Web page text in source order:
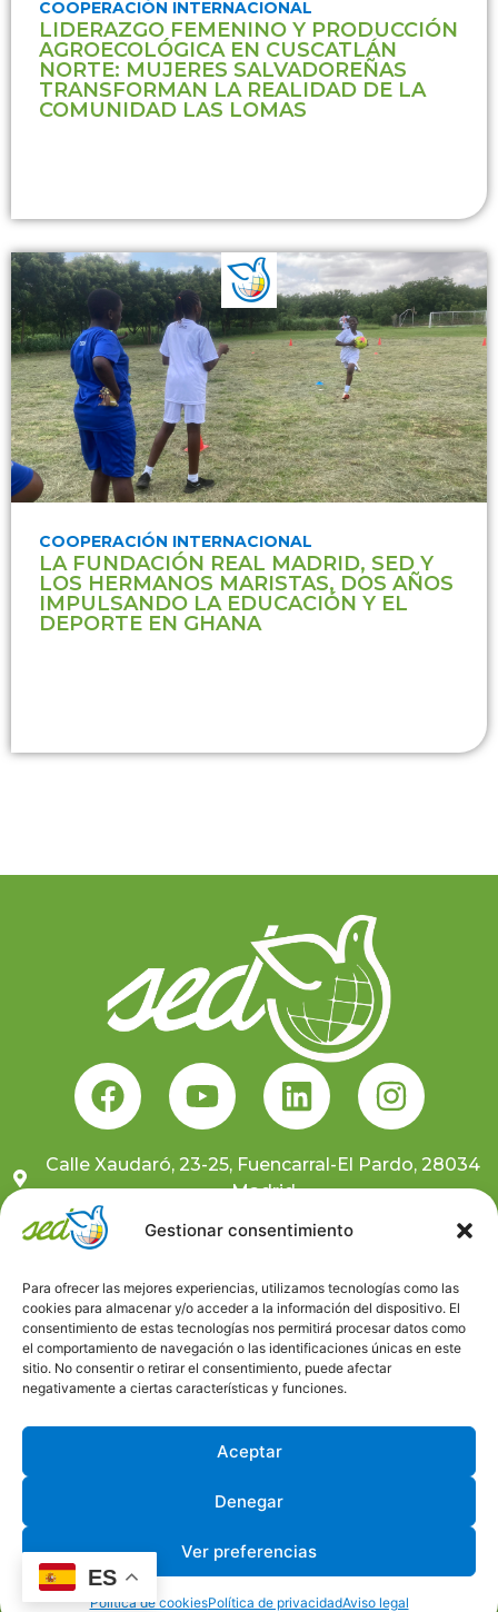
Gestionar consentimiento
Para ofrecer las mejores experiencias, utilizamos tecnologías como las
cookies para almacenar y/o acceder a la información del dispositivo. El
consentimiento de estas tecnologías nos permitirá procesar datos como
el comportamiento de navegación o las identificaciones únicas en este
sitio. No consentir o retirar el consentimiento, puede afectar
negativamente a ciertas características y funciones.
Aceptar
Denegar
Ver preferencias
Política de cookiesPolítica de privacidadAviso legal
COOPERACIÓN INTERNACIONAL
LIDERAZGO FEMENINO Y PRODUCCIÓN
AGROECOLÓGICA EN CUSCATLÁN
NORTE: MUJERES SALVADOREÑAS
TRANSFORMAN LA REALIDAD DE LA
COMUNIDAD LAS LOMAS
COOPERACIÓN INTERNACIONAL
LA FUNDACIÓN REAL MADRID, SED Y
LOS HERMANOS MARISTAS, DOS AÑOS
IMPULSANDO LA EDUCACIÓN Y EL
DEPORTE EN GHANA
Calle Xaudaró, 23-25, Fuencarral-El Pardo, 28034
Madrid
681 10 59 91
Suscríbete a nuestra newsletter
Canal ético
Trabaja con nosotros
Desarrollado por © Universo GlobalEduca
Aviso Legal Política de PrivacidadPolítica de Cookies
ES